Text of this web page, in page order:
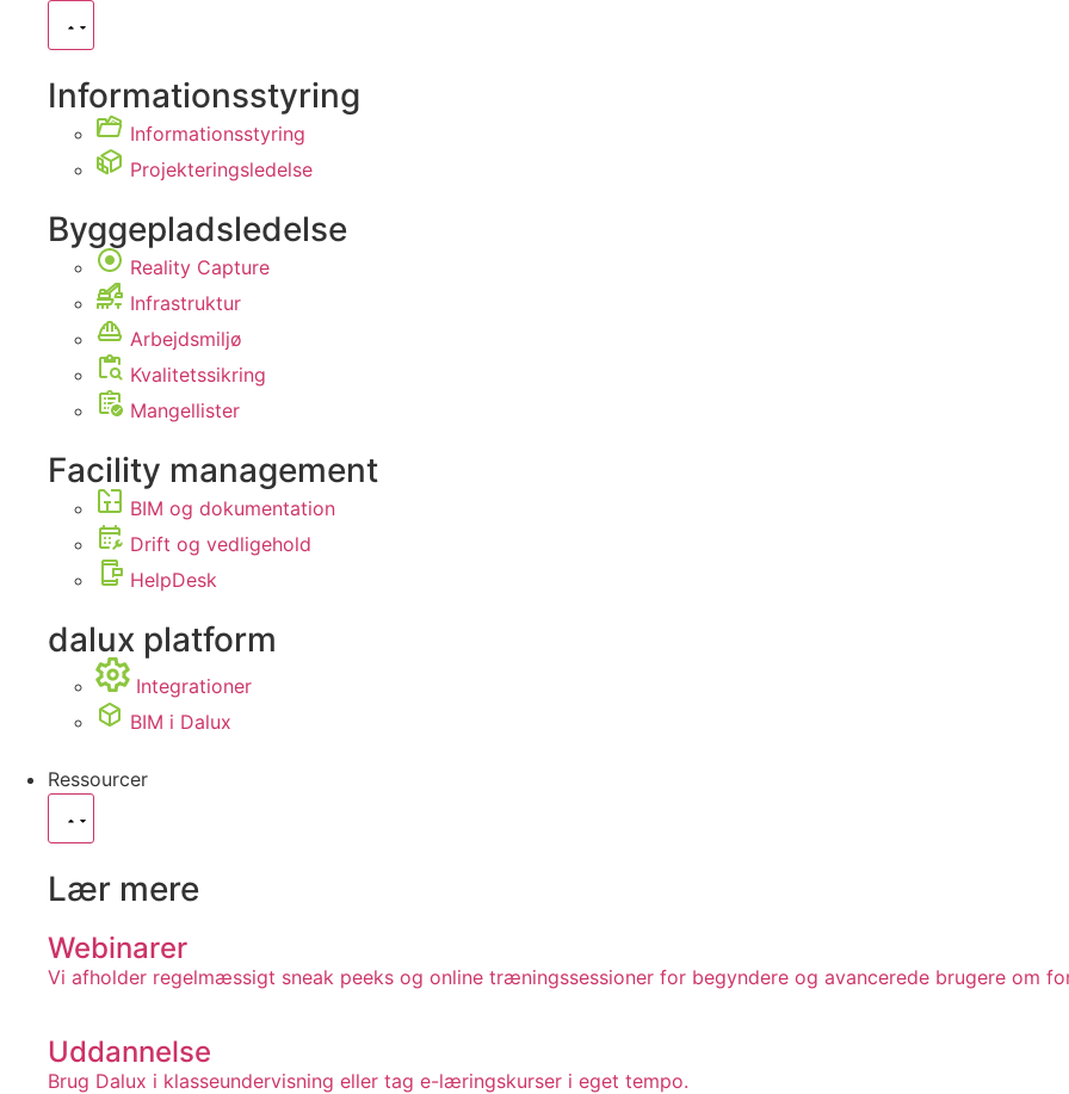
Informationsstyring
Informationsstyring
Projekteringsledelse
Byggepladsledelse
Reality Capture
Infrastruktur
Arbejdsmiljø
Kvalitetssikring
Mangellister
Facility management
BIM og dokumentation
Drift og vedligehold
HelpDesk
dalux platform
Integrationer
BIM i Dalux
Ressourcer
Lær mere
Webinarer
Vi afholder regelmæssigt sneak peeks og online træningssessioner for begyndere og avancerede brugere om
Uddannelse
Brug Dalux i klasseundervisning eller tag e-læringskurser i eget tempo.